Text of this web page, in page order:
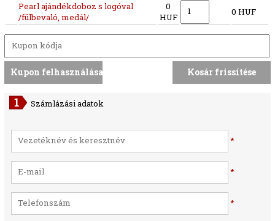
Pearl ajándékdoboz s logóval
/fülbevaló, medál/
0
HUF
0 HUF
Számlázási adatok
*
*
*